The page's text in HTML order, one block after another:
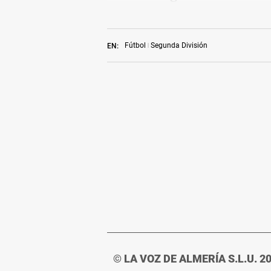
EN: Fútbol Segunda División
© LA VOZ DE ALMERÍA S.L.U.